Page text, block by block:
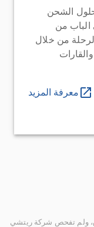
الشحن
الباب من
من خلال
معرفة المزيد
ولم تفحص شركة ريتشي